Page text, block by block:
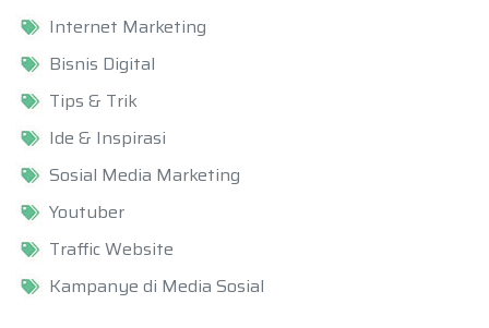
Internet Marketing
Bisnis Digital
Tips & Trik
Ide & Inspirasi
Sosial Media Marketing
Youtuber
Traffic Website
Kampanye di Media Sosial